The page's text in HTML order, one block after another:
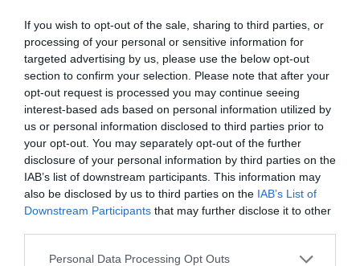
If you wish to opt-out of the sale, sharing to third parties, or
processing of your personal or sensitive information for
targeted advertising by us, please use the below opt-out
section to confirm your selection. Please note that after your
opt-out request is processed you may continue seeing
interest-based ads based on personal information utilized by
us or personal information disclosed to third parties prior to
your opt-out. You may separately opt-out of the further
disclosure of your personal information by third parties on the
IAB’s list of downstream participants. This information may
also be disclosed by us to third parties on the IAB’s List of
Downstream Participants that may further disclose it to other
Please note that this website/app uses one or more Google
Personal Data Processing Opt Outs
Επιπλέον, έχει πρωταγωνιστήσει σε μουσικά
βίντεο καλλιτεχνών όπως οΓιάννης
Φλωρινιώτης , οΤάσος (TUS)και οΓιώργος
Βελισσάρης, προσθέτοντας το δικό της
στίγμα με τις χορευτικές της ικανότητες.